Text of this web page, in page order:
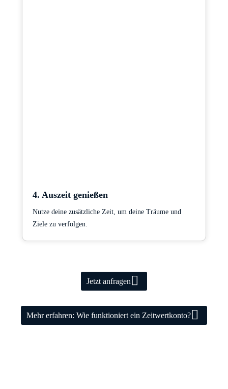
4. Auszeit genießen
Nutze deine zusätzliche Zeit, um deine Träume und
Ziele zu verfolgen.
Jetzt anfragen
Mehr erfahren: Wie funktioniert ein Zeitwertkonto?